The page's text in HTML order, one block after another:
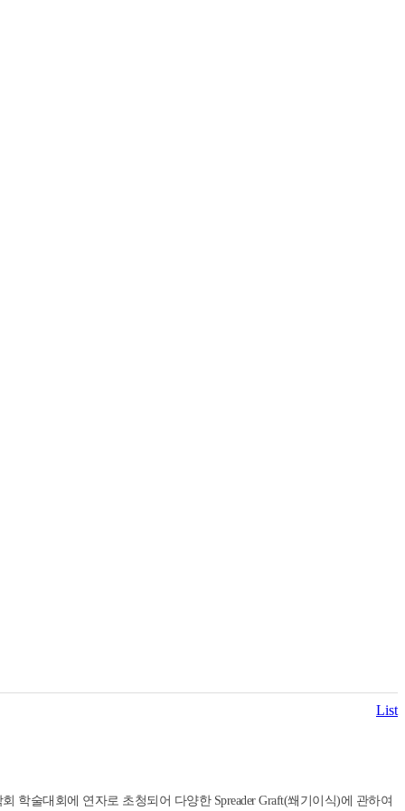
List
학술대회에 연자로 초청되어 다양한 Spreader Graft(쐐기이식)에 관하여